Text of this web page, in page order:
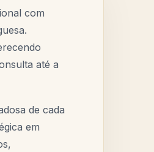
com
até a
de cada
em